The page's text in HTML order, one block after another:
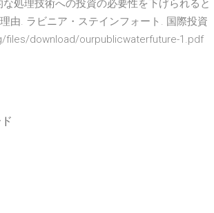
処理技術への投資の必要性を下げられると
由. ラビニア・ステインフォート. 国際投資
files/download/ourpublicwaterfuture-1.pdf